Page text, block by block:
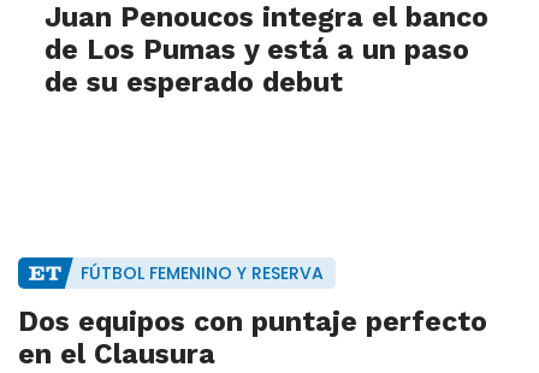
Juan Penoucos integra el banco
de Los Pumas y está a un paso
de su esperado debut
FÚTBOL FEMENINO Y RESERVA
Dos equipos con puntaje perfecto
en el Clausura